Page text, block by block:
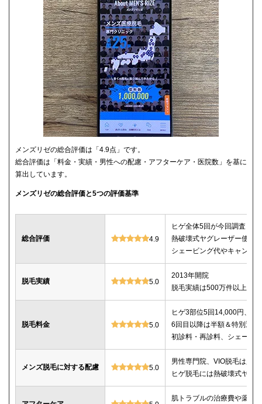
メンズリゼの総合評価は「4.9点」です。
総合評価は「料金・実績・男性への配慮・アフターケア・医院数」を基に
算出しています。
メンズリゼの総合評価と5つの評価基準
総合評価 4.9
ヒゲ全体5回が今回調査し
熱破壊式ヤグレーザー使用
シェービング代やキャンセ
脱毛実績 5.0
2013年開院
脱毛実績は500万件以上
脱毛料金 5.0
ヒゲ3部位5回14,000円、ヒ
6回目以降は半額＆特別返
初診料・再診料、シェービ
メンズ脱毛に対する配慮 5.0
男性専門院、VIO脱毛は必
ヒゲ脱毛には熱破壊式ヤグ
肌トラブルの治療費や薬代